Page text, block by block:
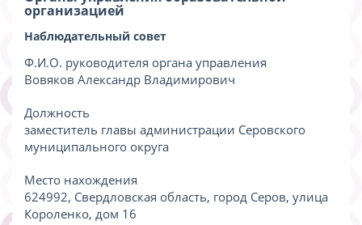
организацией
Наблюдательный совет
Ф.И.О. руководителя органа управления
Вовяков Александр Владимирович
Должность
заместитель главы администрации Серовского
муниципального округа
Место нахождения
624992, Свердловская область, город Серов, улица
Короленко, дом 16